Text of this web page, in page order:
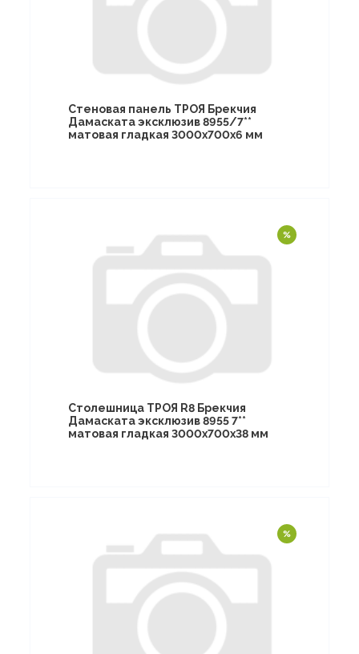
Стеновая панель ТРОЯ Брекчия
Дамаската эксклюзив 8955/7**
матовая гладкая 3000х700х6 мм
Столешница ТРОЯ R8 Брекчия
Дамаската эксклюзив 8955 7**
матовая гладкая 3000х700х38 мм